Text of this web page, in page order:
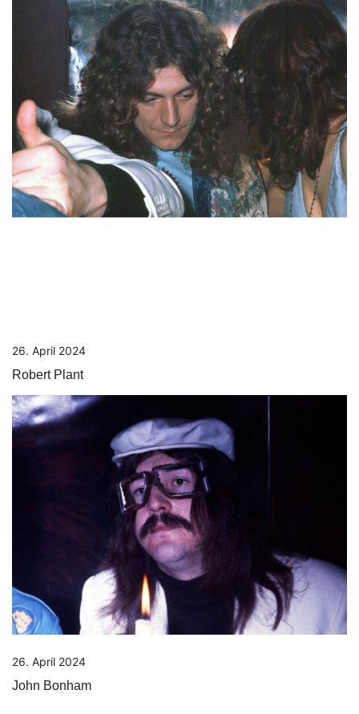
26. April 2024
Robert Plant
26. April 2024
John Bonham